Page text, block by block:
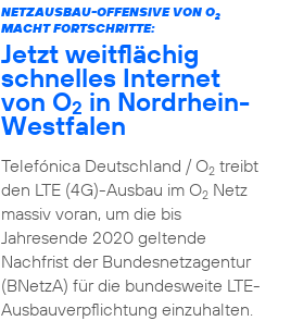
NETZAUSBAU-OFFENSIVE VON O2
MACHT FORTSCHRITTE:
Jetzt weitflächig
schnelles Internet
von O2 in Nordrhein-
Westfalen
Telefónica Deutschland / O2treibt
den LTE (4G)-Ausbau im O2Netz
massiv voran, um die bis
Jahresende 2020 geltende
Nachfrist der Bundesnetzagentur
(BNetzA) für die bundesweite LTE-
Ausbauverpflichtung einzuhalten.